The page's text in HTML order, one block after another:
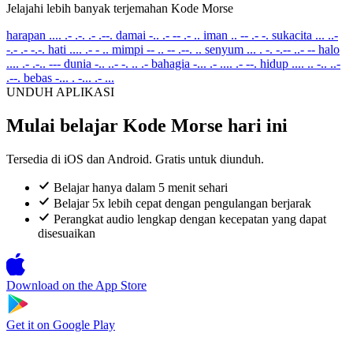
Jelajahi lebih banyak terjemahan Kode Morse
harapan .... .- .-. .- .--. damai -.. .- -- .- .. iman .. -- .- -. sukacita ... ..-
-.- .- -.-. hati .... .- - .. mimpi -- .. -- .--. .. senyum ... . -. -.-- ..- -- halo
.... .- .-.. --- dunia -.. ..- -. .. .- bahagia -... .- .... .- --. hidup .... .. -.. ..-
.--. bebas -... . -... .- ...
UNDUH APLIKASI
Mulai belajar Kode Morse hari ini
Tersedia di iOS dan Android. Gratis untuk diunduh.
Belajar hanya dalam 5 menit sehari
Belajar 5x lebih cepat dengan pengulangan berjarak
Perangkat audio lengkap dengan kecepatan yang dapat
disesuaikan
Download on the App Store
Get it on Google Play